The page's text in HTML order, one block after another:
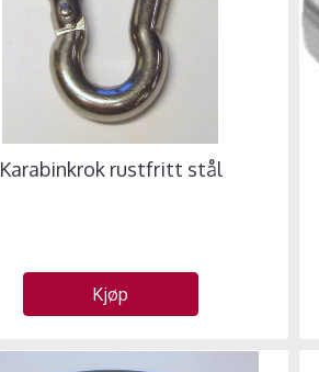
Karabinkrok rustfritt stål
Kjøp